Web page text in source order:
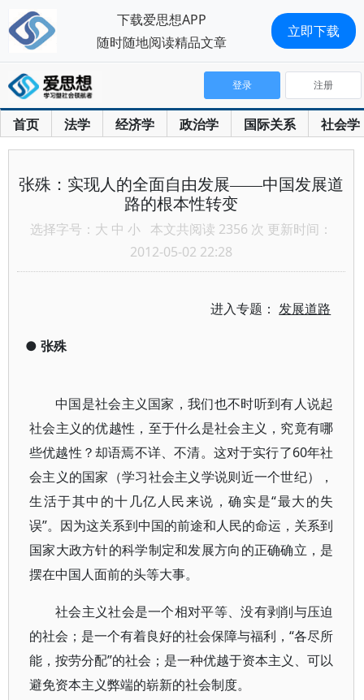
首页 法学 经济学 政治学 国际关系 社会学
登录 注册
张殊：实现人的全面自由发展——中国发展道
路的根本性转变
选择字号： 大 中 小 本文共阅读 2356 次 更新时间：
2012-05-02 22:28
进入专题：发展道路
● 张殊
中国是社会主义国家，我们也不时听到有人说起
社会主义的优越性，至于什么是社会主义，究竟有哪
些优越性？却语焉不详、不清。这对于实行了60年社
会主义的国家（学习社会主义学说则近一个世纪），
生活于其中的十几亿人民来说，确实是“最大的失
误”。因为这关系到中国的前途和人民的命运，关系到
国家大政方针的科学制定和发展方向的正确确立，是
摆在中国人面前的头等大事。
社会主义社会是一个相对平等、没有剥削与压迫
的社会；是一个有着良好的社会保障与福利，“各尽所
能，按劳分配”的社会；是一种优越于资本主义、可以
避免资本主义弊端的崭新的社会制度。
下载爱思想APP
随时随地阅读精品文章
立即下载